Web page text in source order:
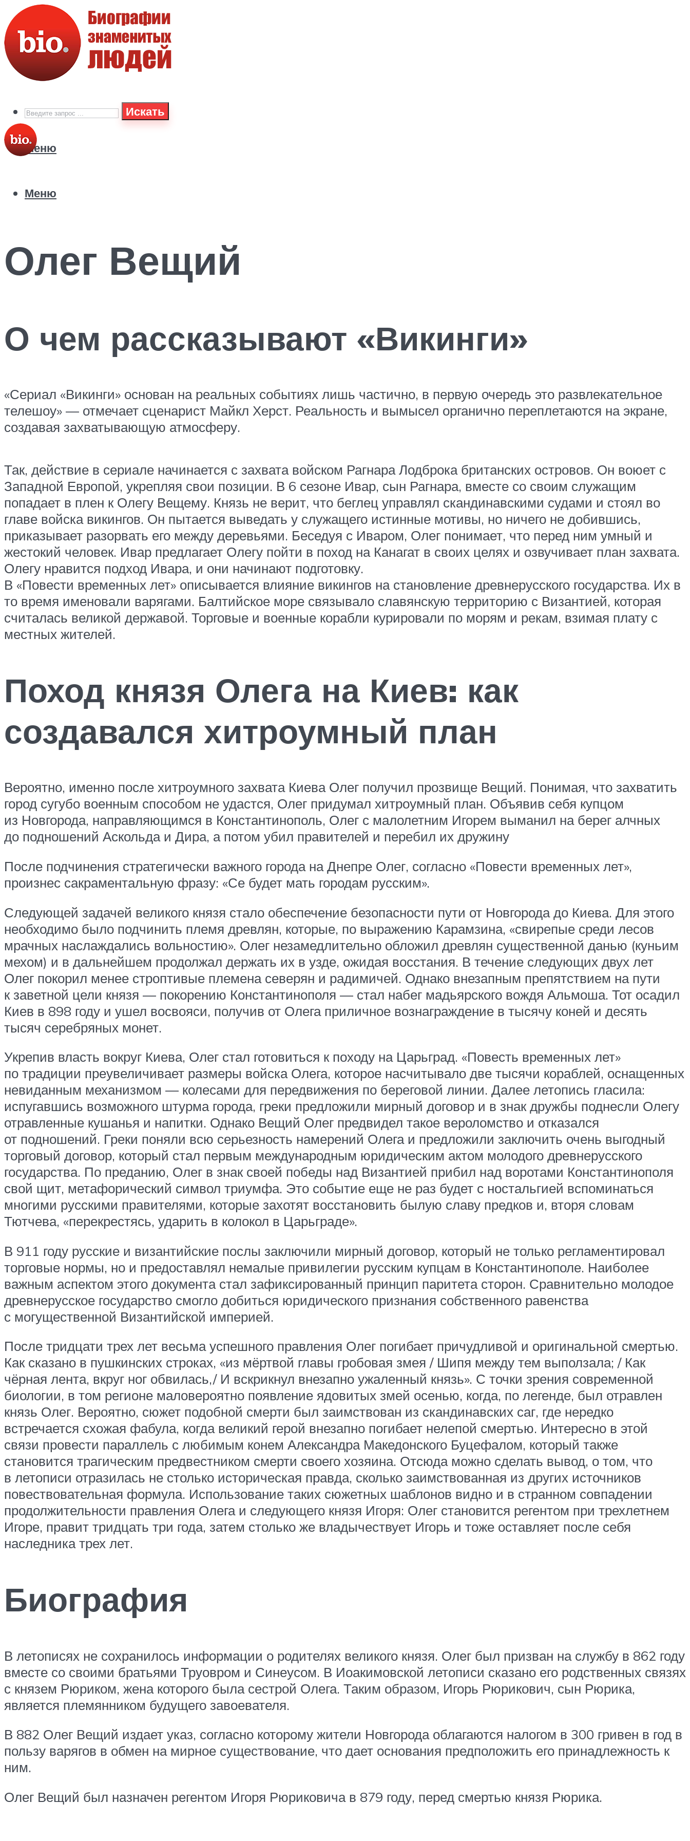
Искать
Меню
Меню
Олег Вещий
О чем рассказывают «Викинги»
«Сериал «Викинги» основан на реальных событиях лишь частично, в первую очередь это развлекательное
телешоу» — отмечает сценарист Майкл Херст. Реальность и вымысел органично переплетаются на экране,
создавая захватывающую атмосферу.
Так, действие в сериале начинается с захвата войском Рагнара Лодброка британских островов. Он воюет с
Западной Европой, укрепляя свои позиции. В 6 сезоне Ивар, сын Рагнара, вместе со своим служащим
попадает в плен к Олегу Вещему. Князь не верит, что беглец управлял скандинавскими судами и стоял во
главе войска викингов. Он пытается выведать у служащего истинные мотивы, но ничего не добившись,
приказывает разорвать его между деревьями. Беседуя с Иваром, Олег понимает, что перед ним умный и
жестокий человек. Ивар предлагает Олегу пойти в поход на Канагат в своих целях и озвучивает план захвата.
Олегу нравится подход Ивара, и они начинают подготовку.
В «Повести временных лет» описывается влияние викингов на становление древнерусского государства. Их в
то время именовали варягами. Балтийское море связывало славянскую территорию с Византией, которая
считалась великой державой. Торговые и военные корабли курировали по морям и рекам, взимая плату с
местных жителей.
Поход князя Олега на Киев: как
создавался хитроумный план
Вероятно, именно после хитроумного захвата Киева Олег получил прозвище Вещий. Понимая, что захватить
город сугубо военным способом не удастся, Олег придумал хитроумный план. Объявив себя купцом
из Новгорода, направляющимся в Константинополь, Олег с малолетним Игорем выманил на берег алчных
до подношений Аскольда и Дира, а потом убил правителей и перебил их дружину
После подчинения стратегически важного города на Днепре Олег, согласно «Повести временных лет»,
произнес сакраментальную фразу: «Се будет мать городам русским».
Следующей задачей великого князя стало обеспечение безопасности пути от Новгорода до Киева. Для этого
необходимо было подчинить племя древлян, которые, по выражению Карамзина, «свирепые среди лесов
мрачных наслаждались вольностию». Олег незамедлительно обложил древлян существенной данью (куньим
мехом) и в дальнейшем продолжал держать их в узде, ожидая восстания. В течение следующих двух лет
Олег покорил менее строптивые племена северян и радимичей. Однако внезапным препятствием на пути
к заветной цели князя — покорению Константинополя — стал набег мадьярского вождя Альмоша. Тот осадил
Киев в 898 году и ушел восвояси, получив от Олега приличное вознаграждение в тысячу коней и десять
тысяч серебряных монет.
Укрепив власть вокруг Киева, Олег стал готовиться к походу на Царьград. «Повесть временных лет»
по традиции преувеличивает размеры войска Олега, которое насчитывало две тысячи кораблей, оснащенных
невиданным механизмом — колесами для передвижения по береговой линии. Далее летопись гласила:
испугавшись возможного штурма города, греки предложили мирный договор и в знак дружбы поднесли Олегу
отравленные кушанья и напитки. Однако Вещий Олег предвидел такое вероломство и отказался
от подношений. Греки поняли всю серьезность намерений Олега и предложили заключить очень выгодный
торговый договор, который стал первым международным юридическим актом молодого древнерусского
государства. По преданию, Олег в знак своей победы над Византией прибил над воротами Константинополя
свой щит, метафорический символ триумфа. Это событие еще не раз будет с ностальгией вспоминаться
многими русскими правителями, которые захотят восстановить былую славу предков и, вторя словам
Тютчева, «перекрестясь, ударить в колокол в Царьграде».
В 911 году русские и византийские послы заключили мирный договор, который не только регламентировал
торговые нормы, но и предоставлял немалые привилегии русским купцам в Константинополе. Наиболее
важным аспектом этого документа стал зафиксированный принцип паритета сторон. Сравнительно молодое
древнерусское государство смогло добиться юридического признания собственного равенства
с могущественной Византийской империей.
После тридцати трех лет весьма успешного правления Олег погибает причудливой и оригинальной смертью.
Как сказано в пушкинских строках, «из мёртвой главы гробовая змея / Шипя между тем выползала; / Как
чёрная лента, вкруг ног обвилась,/ И вскрикнул внезапно ужаленный князь». С точки зрения современной
биологии, в том регионе маловероятно появление ядовитых змей осенью, когда, по легенде, был отравлен
князь Олег. Вероятно, сюжет подобной смерти был заимствован из скандинавских саг, где нередко
встречается схожая фабула, когда великий герой внезапно погибает нелепой смертью. Интересно в этой
связи провести параллель с любимым конем Александра Македонского Буцефалом, который также
становится трагическим предвестником смерти своего хозяина. Отсюда можно сделать вывод, о том, что
в летописи отразилась не столько историческая правда, сколько заимствованная из других источников
повествовательная формула. Использование таких сюжетных шаблонов видно и в странном совпадении
продолжительности правления Олега и следующего князя Игоря: Олег становится регентом при трехлетнем
Игоре, правит тридцать три года, затем столько же владычествует Игорь и тоже оставляет после себя
наследника трех лет.
Биография
В летописях не сохранилось информации о родителях великого князя. Олег был призван на службу в 862 году
вместе со своими братьями Труовром и Синеусом. В Иоакимовской летописи сказано его родственных связях
с князем Рюриком, жена которого была сестрой Олега. Таким образом, Игорь Рюрикович, сын Рюрика,
является племянником будущего завоевателя.
В 882 Олег Вещий издает указ, согласно которому жители Новгорода облагаются налогом в 300 гривен в год в
пользу варягов в обмен на мирное существование, что дает основания предположить его принадлежность к
ним.
Олег Вещий был назначен регентом Игоря Рюриковича в 879 году, перед смертью князя Рюрика.